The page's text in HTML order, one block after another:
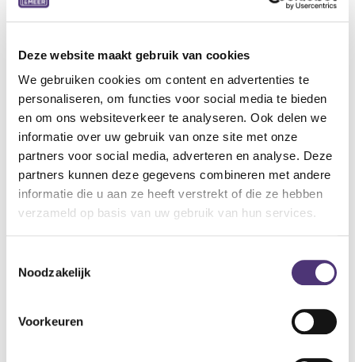
Deze website maakt gebruik van cookies
We gebruiken cookies om content en advertenties te
personaliseren, om functies voor social media te bieden
en om ons websiteverkeer te analyseren. Ook delen we
informatie over uw gebruik van onze site met onze
partners voor social media, adverteren en analyse. Deze
partners kunnen deze gegevens combineren met andere
informatie die u aan ze heeft verstrekt of die ze hebben
verzameld op basis van uw gebruik van hun services.
Noodzakelijk
Voorkeuren
Hoe reserveer ik een toestel?
Dit kanrechtstreeksop dewebsitevanKinerent
Neem ook een roze kleverin de hand want je hebt de
provinciale code nodig van Solidaris + jouw
rijksregisternummer. Jouw10% kortingwordt
automatisch verrekendop het eindtotaal
304 = Antwerpen
309 = West-Vlaanderen